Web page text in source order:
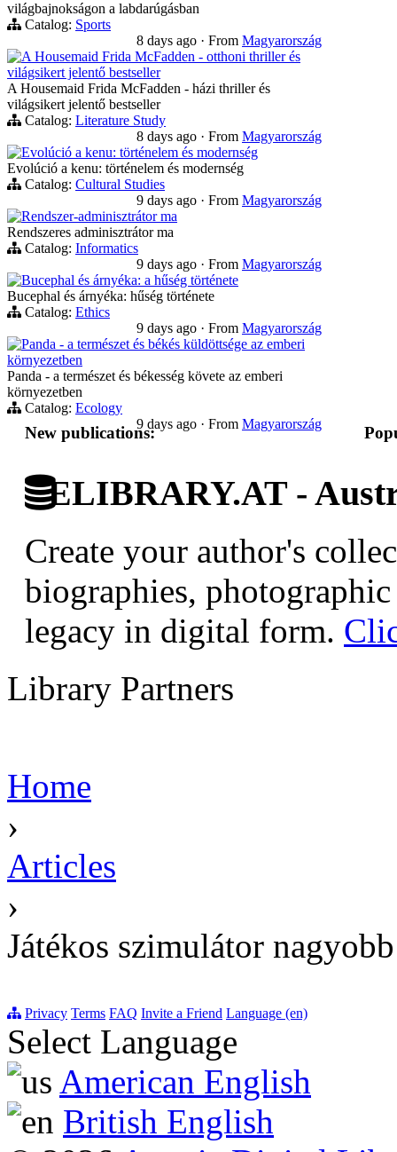
világbajnokságon a labdarúgásban
Catalog: Sports
8 days ago · From Magyarország
A Housemaid Frida McFadden - otthoni thriller és
világsikert jelentő bestseller
A Housemaid Frida McFadden - házi thriller és
világsikert jelentő bestseller
Catalog: Literature Study
8 days ago · From Magyarország
Evolúció a kenu: történelem és modernség
Evolúció a kenu: történelem és modernség
Catalog: Cultural Studies
9 days ago · From Magyarország
Rendszer-adminisztrátor ma
Rendszeres adminisztrátor ma
Catalog: Informatics
9 days ago · From Magyarország
Bucephal és árnyéka: a hűség története
Bucephal és árnyéka: hűség története
Catalog: Ethics
9 days ago · From Magyarország
Panda - a természet és békés küldöttsége az emberi
környezetben
Panda - a természet és békesség követe az emberi
környezetben
Catalog: Ecology
9 days ago · From Magyarország
New publications:
ELIBRARY.AT -
Create your author's
biographies,
legacy in digital form.
Library Partners
Home
›
Articles
›
Játékos szimulátor
Privacy Terms FAQ Invite a Friend Language (en)
Select Language
American English
British English